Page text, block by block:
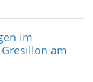
im
am